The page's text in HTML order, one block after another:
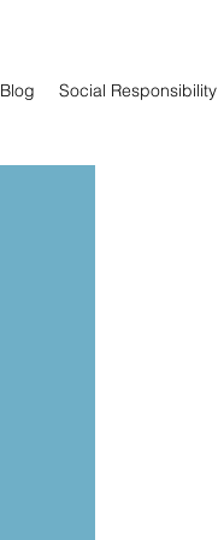
Blog Social Responsibility